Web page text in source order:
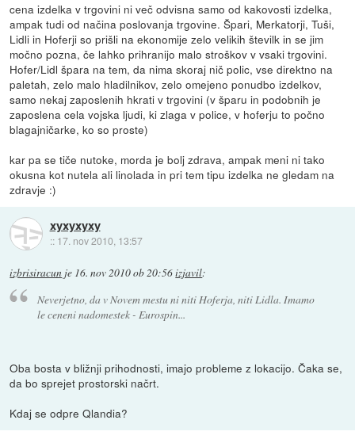
cena izdelka v trgovini ni več odvisna samo od kakovosti izdelka,
ampak tudi od načina poslovanja trgovine. Špari, Merkatorji, Tuši,
Lidli in Hoferji so prišli na ekonomije zelo velikih številk in se jim
močno pozna, če lahko prihranijo malo stroškov v vsaki trgovini.
Hofer/Lidl špara na tem, da nima skoraj nič polic, vse direktno na
paletah, zelo malo hladilnikov, zelo omejeno ponudbo izdelkov,
samo nekaj zaposlenih hkrati v trgovini (v šparu in podobnih je
zaposlena cela vojska ljudi, ki zlaga v police, v hoferju to počno
blagajničarke, ko so proste)
kar pa se tiče nutoke, morda je bolj zdrava, ampak meni ni tako
okusna kot nutela ali linolada in pri tem tipu izdelka ne gledam na
zdravje :)
xyxyxyxy
:: 17. nov 2010, 13:57
izbrisiracun je 16. nov 2010 ob 20:56izjavil:
Neverjetno, da v Novem mestu ni niti Hoferja, niti Lidla. Imamo
le ceneni nadomestek - Eurospin...
Oba bosta v bližnji prihodnosti, imajo probleme z lokacijo. Čaka se,
da bo sprejet prostorski načrt.
Kdaj se odpre Qlandia?